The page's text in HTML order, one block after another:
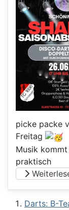
picke packe
Freitag
Musik
praktisch
Darts: B-